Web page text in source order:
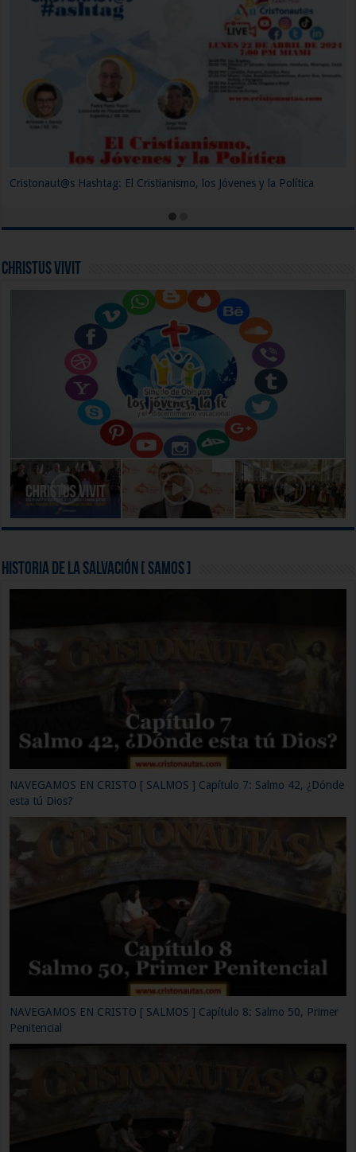
¿Hay alguna relación entre el Joven, la Música y la Iglesia?
Christus Vivit
Historia de la Salvación [ Samos ]
NAVEGAMOS EN CRISTO [ SALMOS ] Capítulo 10: Salmo 65, Los
motivos de la alabanza
NAVEGAMOS EN CRISTO [ SALMOS ] Capítulo 11: Los Salmos
imprecatorios